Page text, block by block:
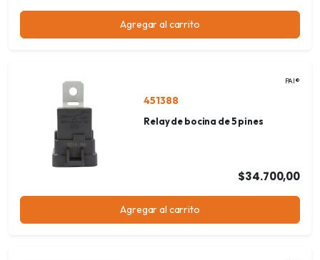
Agregar al carrito
PAI®
451388
Relay de bocina de 5 pines
$34.700,00
Agregar al carrito